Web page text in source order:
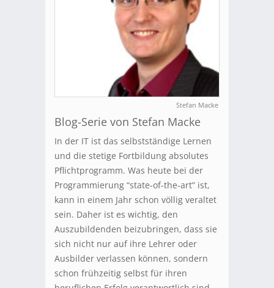
Stefan Macke
Blog-Serie von Stefan Macke
In der IT ist das selbstständige Lernen
und die stetige Fortbildung absolutes
Pflichtprogramm. Was heute bei der
Programmierung “state-of-the-art” ist,
kann in einem Jahr schon völlig veraltet
sein. Daher ist es wichtig, den
Auszubildenden beizubringen, dass sie
sich nicht nur auf ihre Lehrer oder
Ausbilder verlassen können, sondern
schon frühzeitig selbst für ihren